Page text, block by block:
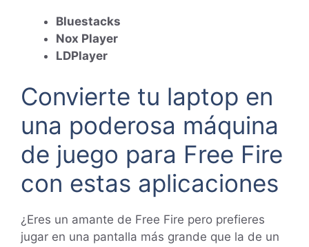
Bluestacks
Nox Player
LDPlayer
Convierte tu laptop en
una poderosa máquina
de juego para Free Fire
con estas aplicaciones
¿Eres un amante de Free Fire pero prefieres
jugar en una pantalla más grande que la de un